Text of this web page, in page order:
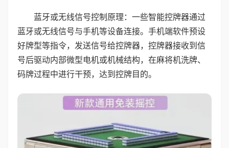
蓝牙或无线信号控制原理：一些智能控牌器通过
蓝牙或无线信号与手机等设备连接。手机端软件预设
好牌型等指令，发送信号给控牌器，控牌器接收到信
号后驱动内部微型电机或机械结构，在麻将机洗牌、
码牌过程中进行干预，达到控牌目的。